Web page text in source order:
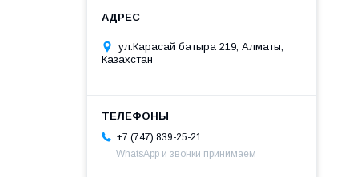
ул.Карасай батыра 219, Алматы,
Казахстан
+7 (747) 839-25-21
WhatsApp и звонки принимаем